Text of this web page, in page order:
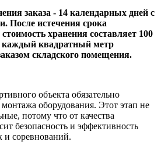
заказа - 14 календарных дней с
После истечения срока
хранения составляет 100
каждый квадратный метр
складского помещения.
объекта обязательно
оборудования. Этот этап не
потому что от качества
безопасность и эффективность
и соревнований.